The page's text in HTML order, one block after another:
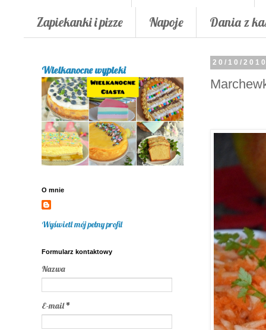
Zapiekanki i pizze
Napoje Dania z
20/10/
Wielkanocne wypieki
O mnie
Wyświetl mój pełny profil
Formularz kontaktowy
Nazwa
E-mail*